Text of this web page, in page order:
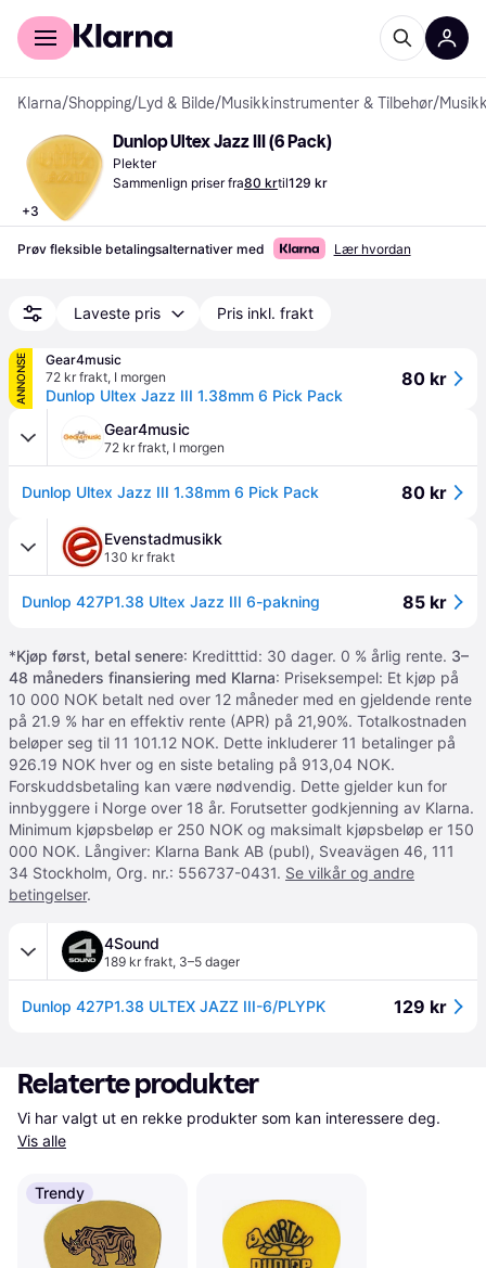
For kunder
Klarna/Shopping/Lyd & Bilde/Musikkinstrumenter & Tilbehør/
+3
Dunlop Ultex Jazz III (6 Pack)
Plekter
Sammenlign priser fra80 krtil129 kr
Prøv fleksible betalingsalternativer med Lær hvordan
Laveste pris Pris inkl. frakt
ANNONSE
Gear4music
72 kr frakt, I morgen
Dunlop Ultex Jazz III 1.38mm 6 Pick Pack
80 kr
Gear4music
72 kr frakt, I morgen
Dunlop Ultex Jazz III 1.38mm 6 Pick Pack 80 kr
Evenstadmusikk
130 kr frakt
Dunlop 427P1.38 Ultex Jazz III 6-pakning 85 kr
*Kjøp først, betal senere: Kreditttid: 30 dager. 0 % årlig rente. 3–
48 måneders finansiering med Klarna: Priseksempel: Et kjøp på
10 000 NOK betalt ned over 12 måneder med en gjeldende rente
på 21.9 % har en effektiv rente (APR) på 21,90%. Totalkostnaden
beløper seg til 11 101.12 NOK. Dette inkluderer 11 betalinger på
926.19 NOK hver og en siste betaling på 913,04 NOK.
Forskuddsbetaling kan være nødvendig. Dette gjelder kun for
innbyggere i Norge over 18 år. Forutsetter godkjenning av Klarna.
Minimum kjøpsbeløp er 250 NOK og maksimalt kjøpsbeløp er 150
000 NOK. Långiver: Klarna Bank AB (publ), Sveavägen 46, 111
34 Stockholm, Org. nr.: 556737-0431. Se vilkår og andre
betingelser.
4Sound
189 kr frakt, 3–5 dager
Dunlop 427P1.38 ULTEX JAZZ III-6/PLYPK 129 kr
Relaterte produkter
Vis alle
Trendy